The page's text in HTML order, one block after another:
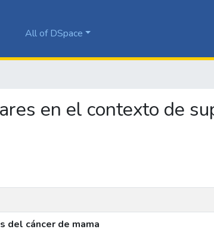
All of DSpace
en el contexto de
del cáncer de mama